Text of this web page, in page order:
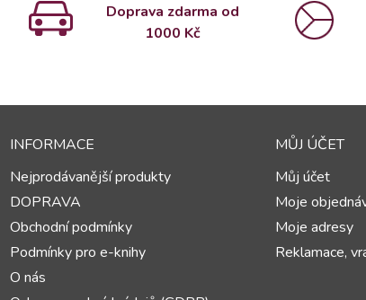
Doprava zdarma od
1000 Kč
INFORMACE
Nejprodávanější produkty
DOPRAVA
Obchodní podmínky
Podmínky pro e-knihy
O nás
MŮJ ÚČET
Můj účet
Moje
Moje adresy
Reklamace,